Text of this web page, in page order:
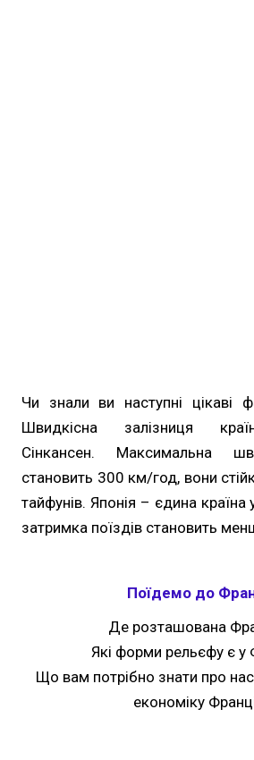
Чи знали ви наступні цікаві
Швидкісна залізниця
Сінкансен. Максимальна
становить 300 км/год, вони
тайфунів. Японія – єдина країна
затримка поїздів становить
Поїдемо до
Де розташована
Які форми рельєфу є у
Що вам потрібно знати про
економіку